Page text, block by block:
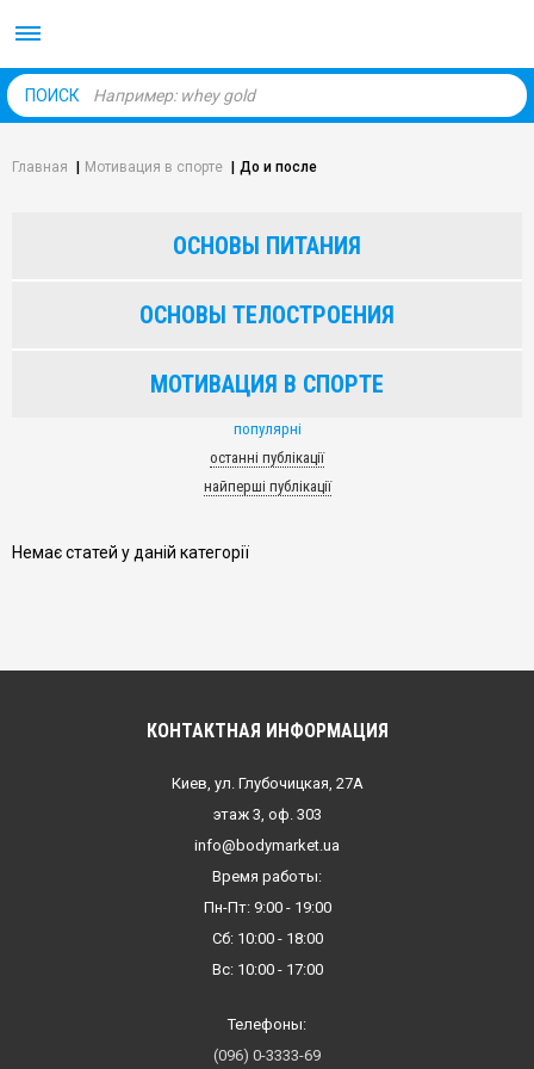
ПОИСК
Главная Мотивация в спорте До и после
ОСНОВЫ ПИТАНИЯ
ОСНОВЫ ТЕЛОСТРОЕНИЯ
МОТИВАЦИЯ В СПОРТЕ
популярні
останні публікації
найперші публікації
Немає статей у даній категорії
КОНТАКТНАЯ ИНФОРМАЦИЯ
Киев, ул. Глубочицкая, 27А
этаж 3, оф. 303
info@bodymarket.ua
Время работы:
Пн-Пт: 9:00 - 19:00
Сб: 10:00 - 18:00
Вс: 10:00 - 17:00
Телефоны:
(096) 0-3333-69